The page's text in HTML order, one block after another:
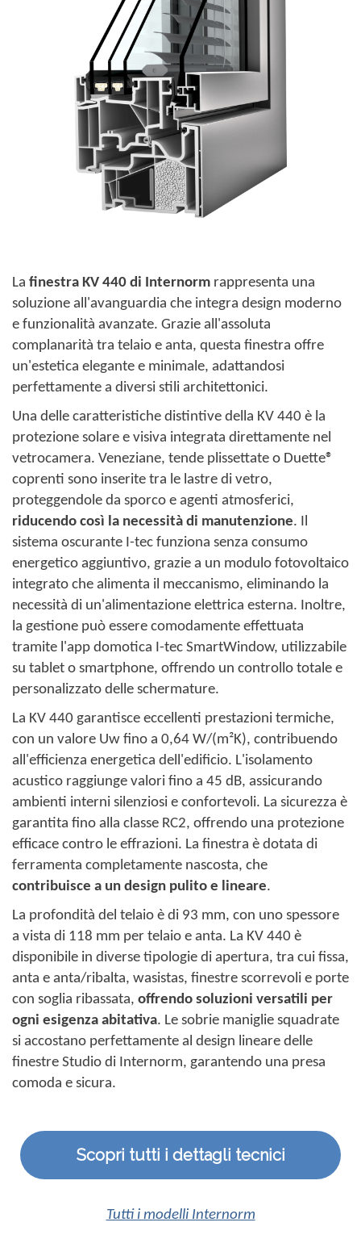
La finestra KV 440 di Internorm rappresenta una
soluzione all'avanguardia che integra design moderno
e funzionalità avanzate. Grazie all'assoluta
complanarità tra telaio e anta, questa finestra offre
un'estetica elegante e minimale, adattandosi
perfettamente a diversi stili architettonici. ​
Una delle caratteristiche distintive della KV 440 è la
protezione solare e visiva integrata direttamente nel
vetrocamera. Veneziane, tende plissettate o Duette®
coprenti sono inserite tra le lastre di vetro,
proteggendole da sporco e agenti atmosferici,
riducendo così la necessità di manutenzione. Il
sistema oscurante I-tec funziona senza consumo
energetico aggiuntivo, grazie a un modulo fotovoltaico
integrato che alimenta il meccanismo, eliminando la
necessità di un'alimentazione elettrica esterna. Inoltre,
la gestione può essere comodamente effettuata
tramite l'app domotica I-tec SmartWindow, utilizzabile
su tablet o smartphone, offrendo un controllo totale e
personalizzato delle schermature. ​
La KV 440 garantisce eccellenti prestazioni termiche,
con un valore Uw fino a 0,64 W/(m²K), contribuendo
all'efficienza energetica dell'edificio. L'isolamento
acustico raggiunge valori fino a 45 dB, assicurando
ambienti interni silenziosi e confortevoli. La sicurezza è
garantita fino alla classe RC2, offrendo una protezione
efficace contro le effrazioni. La finestra è dotata di
ferramenta completamente nascosta, che
contribuisce a un design pulito e lineare. ​
La profondità del telaio è di 93 mm, con uno spessore
a vista di 118 mm per telaio e anta. La KV 440 è
disponibile in diverse tipologie di apertura, tra cui fissa,
anta e anta/ribalta, wasistas, finestre scorrevoli e porte
con soglia ribassata, offrendo soluzioni versatili per
ogni esigenza abitativa. Le sobrie maniglie squadrate
si accostano perfettamente al design lineare delle
finestre Studio di Internorm, garantendo una presa
comoda e sicura.
Scopri tutti i dettagli tecnici
Tutti i modelli Internorm